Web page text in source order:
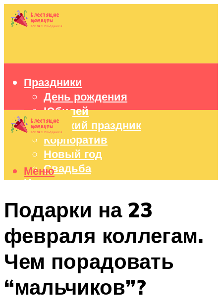
Праздники
День рождения
Юбилей
Детский праздник
Корпоратив
Новый год
Свадьба
Идеи подарков
Праздничный стол
Меню
Меню
Подарки на 23
февраля коллегам.
Чем порадовать
“мальчиков”?